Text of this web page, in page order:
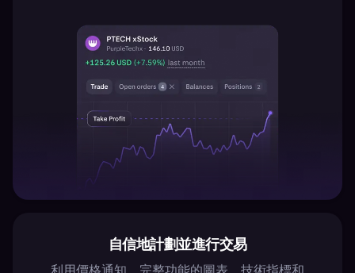
自信地計劃並進行交易